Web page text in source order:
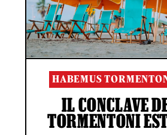
HABEMUS
IL CONCLAVE
TORMENTONI